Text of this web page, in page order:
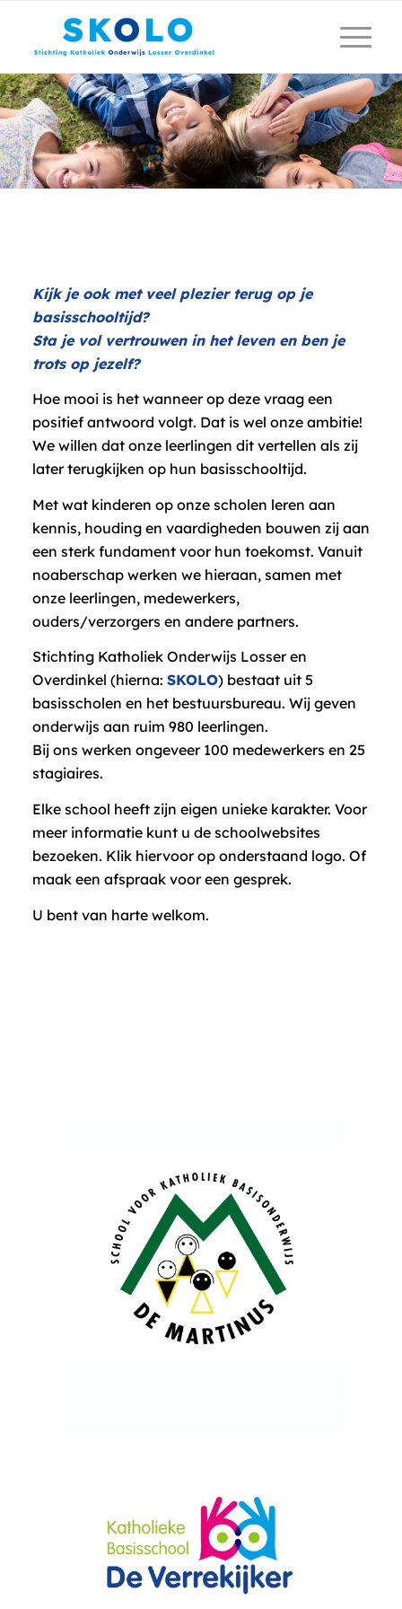
Kijk je ook met veel plezier terug op je
basisschooltijd?
Sta je vol vertrouwen in het leven en ben je
trots op jezelf?
Hoe mooi is het wanneer op deze vraag een
positief antwoord volgt. Dat is wel onze ambitie!
We willen dat onze leerlingen dit vertellen als zij
later terugkijken op hun basisschooltijd.
Met wat kinderen op onze scholen leren aan
kennis, houding en vaardigheden bouwen zij aan
een sterk fundament voor hun toekomst. Vanuit
noaberschap werken we hieraan, samen met
onze leerlingen, medewerkers,
ouders/verzorgers en andere partners.
Stichting Katholiek Onderwijs Losser en
Overdinkel (hierna: SKOLO) bestaat uit 5
basisscholen en het bestuursbureau. Wij geven
onderwijs aan ruim 980 leerlingen.
Bij ons werken ongeveer 100 medewerkers en 25
stagiaires.
Elke school heeft zijn eigen unieke karakter. Voor
meer informatie kunt u de schoolwebsites
bezoeken. Klik hiervoor op onderstaand logo. Of
maak een afspraak voor een gesprek.
U bent van harte welkom.